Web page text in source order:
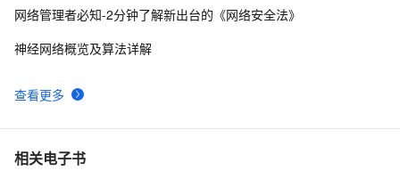
查看更多
网络管理者必知-2分钟了解新出台的《网络安全法》
神经网络概览及算法详解
相关电子书